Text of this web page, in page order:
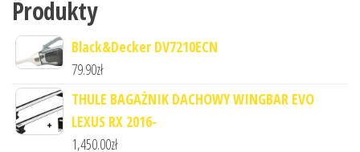
Produkty
Black&Decker DV7210ECN
79.90zł
THULE BAGAŻNIK DACHOWY WINGBAR EVO
LEXUS RX 2016-
1,450.00zł